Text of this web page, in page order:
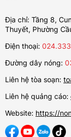
Địa chỉ: Tầng 8,
Thuyết, Phường
Điện thoại:
Đường dây nóng:
Liên hệ tòa soạn:
Liên hệ quảng cáo:
Website: https://